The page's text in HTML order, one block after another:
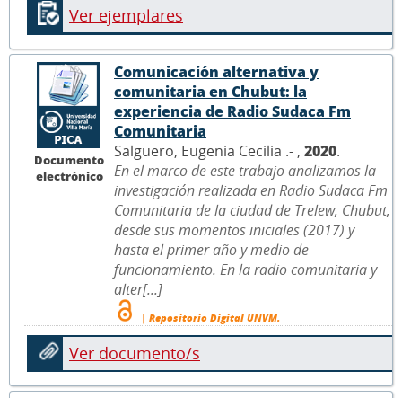
Ver ejemplares
Documento
electrónico
Comunicación alternativa y
comunitaria en Chubut: la
experiencia de Radio Sudaca Fm
Comunitaria
Salguero, Eugenia Cecilia .- , 2020.
En el marco de este trabajo analizamos la
investigación realizada en Radio Sudaca Fm
Comunitaria de la ciudad de Trelew, Chubut,
desde sus momentos iniciales (2017) y
hasta el primer año y medio de
funcionamiento. En la radio comunitaria y
alter[...]
| Repositorio Digital UNVM.
Ver documento/s